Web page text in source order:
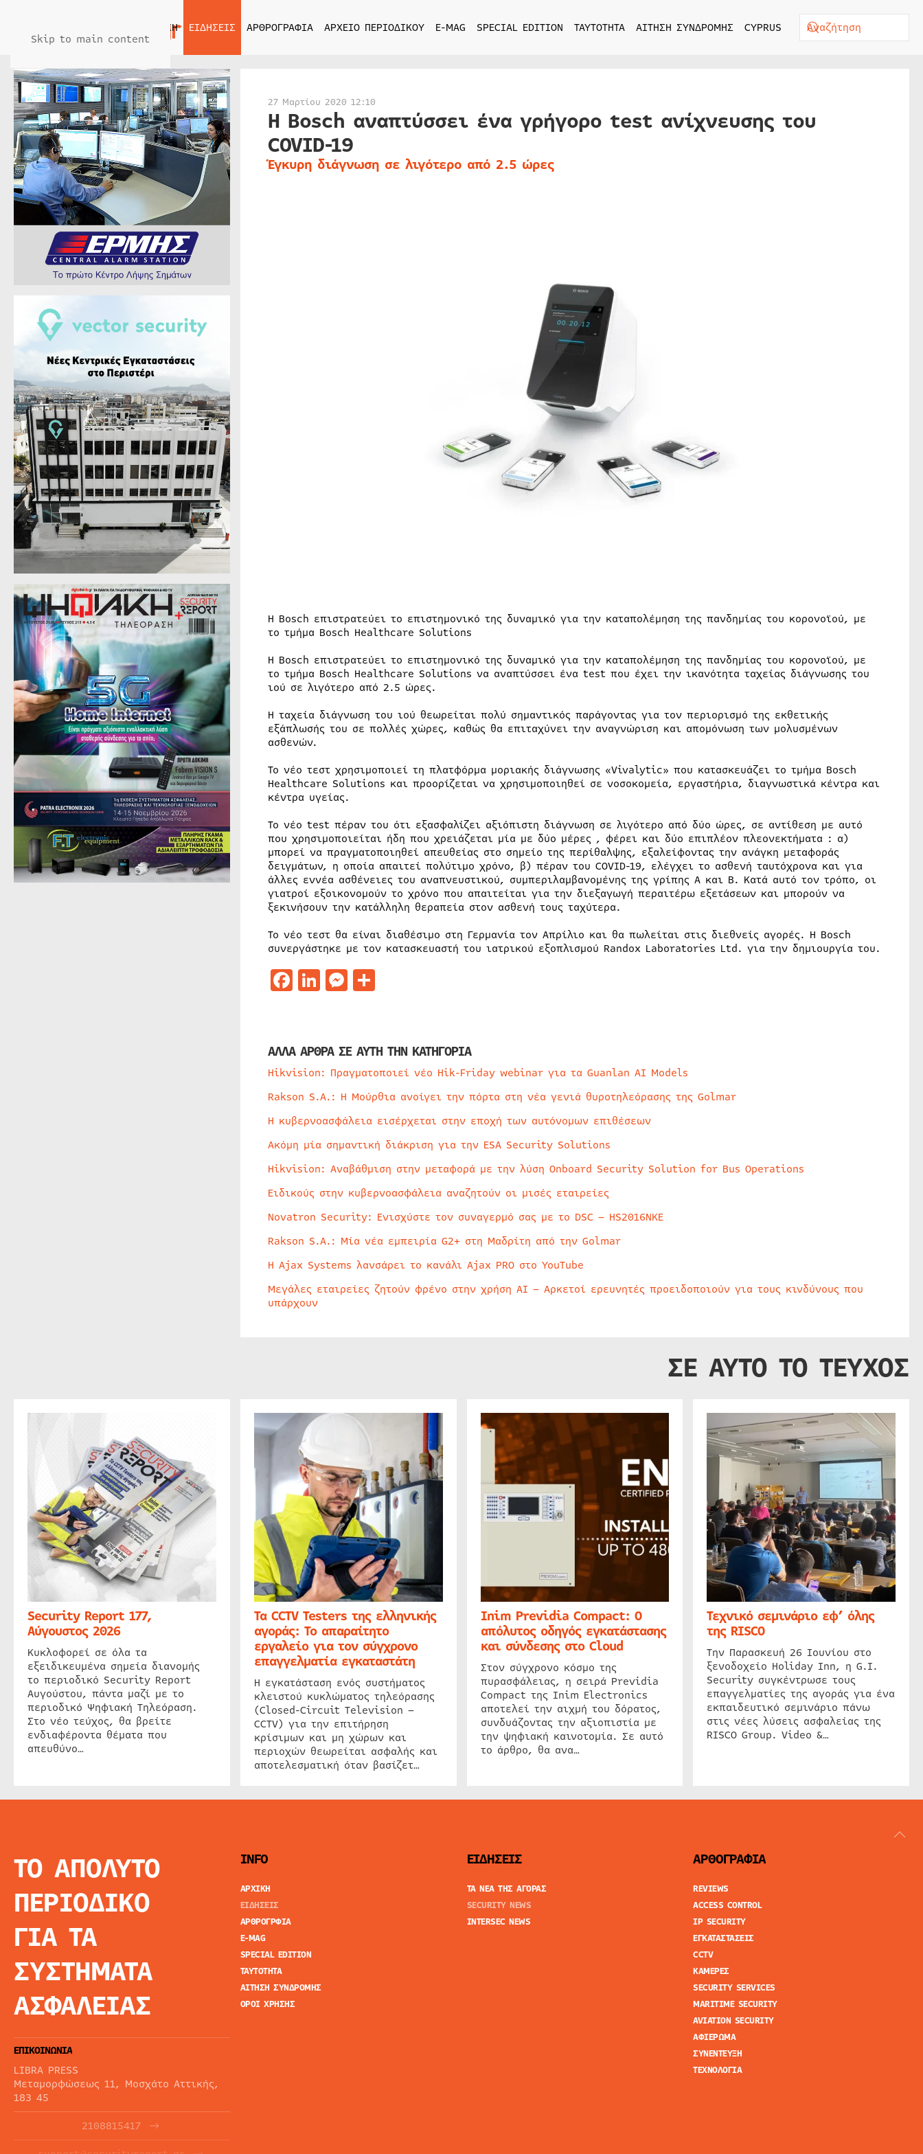
Skip to main content
ΑΡΧΙΚΗ ΕΙΔΗΣΕΙΣ ΑΡΘΡΟΓΡΑΦΙΑ ΑΡΧΕΙΟ ΠΕΡΙΟΔΙΚΟΥ E-MAG SPECIAL EDITION ΤΑΥΤΟΤΗΤΑ ΑΙΤΗΣΗ ΣΥΝΔΡΟΜΗΣ CYPRUS
27 Μαρτίου 2020 12:10
Η Bosch αναπτύσσει ένα γρήγορο test ανίχνευσης του
COVID-19
Έγκυρη διάγνωση σε λιγότερο από 2.5 ώρες
Η Bosch επιστρατεύει το επιστημονικό της δυναμικό για την καταπολέμηση της πανδημίας του κορονοϊού, με
το τμήμα Bosch Healthcare Solutions
Η Bosch επιστρατεύει το επιστημονικό της δυναμικό για την καταπολέμηση της πανδημίας του κορονοϊού, με
το τμήμα Bosch Healthcare Solutions να αναπτύσσει ένα test που έχει την ικανότητα ταχείας διάγνωσης του
ιού σε λιγότερο από 2.5 ώρες.
Η ταχεία διάγνωση του ιού θεωρείται πολύ σημαντικός παράγοντας για τον περιορισμό της εκθετικής
εξάπλωσής του σε πολλές χώρες, καθώς θα επιταχύνει την αναγνώριση και απομόνωση των μολυσμένων
ασθενών.
Το νέο τεστ χρησιμοποιεί τη πλατφόρμα μοριακής διάγνωσης «Vivalytic» που κατασκευάζει το τμήμα Bosch
Healthcare Solutions και προορίζεται να χρησιμοποιηθεί σε νοσοκομεία, εργαστήρια, διαγνωστικά κέντρα και
κέντρα υγείας.
Το νέο test πέραν του ότι εξασφαλίζει αξιόπιστη διάγνωση σε λιγότερο από δύο ώρες, σε αντίθεση με αυτό
που χρησιμοποιείται ήδη που χρειάζεται μία με δύο μέρες , φέρει και δύο επιπλέον πλεονεκτήματα : α)
μπορεί να πραγματοποιηθεί απευθείας στο σημείο της περίθαλψης, εξαλείφοντας την ανάγκη μεταφοράς
δειγμάτων, η οποία απαιτεί πολύτιμο χρόνο, β) πέραν του COVID-19, ελέγχει το ασθενή ταυτόχρονα και για
άλλες εννέα ασθένειες του αναπνευστικού, συμπεριλαμβανομένης της γρίπης Α και Β. Κατά αυτό τον τρόπο, οι
γιατροί εξοικονομούν το χρόνο που απαιτείται για την διεξαγωγή περαιτέρω εξετάσεων και μπορούν να
ξεκινήσουν την κατάλληλη θεραπεία στον ασθενή τους ταχύτερα.
Το νέο τεστ θα είναι διαθέσιμο στη Γερμανία τον Απρίλιο και θα πωλείται στις διεθνείς αγορές. Η Bosch
συνεργάστηκε με τον κατασκευαστή του ιατρικού εξοπλισμού Randox Laboratories Ltd. για την δημιουργία του.
Facebook
LinkedIn
Messenger
Μοιραστείτε
ΑΛΛΑ ΑΡΘΡΑ ΣΕ ΑΥΤΗ ΤΗΝ ΚΑΤΗΓΟΡΙΑ
Hikvision: Πραγματοποιεί νέο Hik-Friday webinar για τα Guanlan AI Models
Rakson S.A.: Η Μούρθια ανοίγει την πόρτα στη νέα γενιά θυροτηλεόρασης της Golmar
Η κυβερνοασφάλεια εισέρχεται στην εποχή των αυτόνομων επιθέσεων
Ακόμη μία σημαντική διάκριση για την ESA Security Solutions
Hikvision: Αναβάθμιση στην μεταφορά με την λύση Onboard Security Solution for Bus Operations
Ειδικούς στην κυβερνοασφάλεια αναζητούν οι μισές εταιρείες
Novatron Security: Ενισχύστε τον συναγερμό σας με το DSC – HS2016NKE
Rakson S.A.: Μία νέα εμπειρία G2+ στη Μαδρίτη από την Golmar
Η Ajax Systems λανσάρει το κανάλι Ajax PRO στο YouTube
Μεγάλες εταιρείες ζητούν φρένο στην χρήση AI – Αρκετοί ερευνητές προειδοποιούν για τους κινδύνους που
υπάρχουν
ΣΕ ΑΥΤΟ ΤΟ ΤΕΥΧΟΣ
Security Report 177,
Αύγουστος 2026
Κυκλοφορεί σε όλα τα
εξειδικευμένα σημεία διανομής
το περιοδικό Security Report
Αυγούστου, πάντα μαζί με το
περιοδικό Ψηφιακή Τηλεόραση.
Στο νέο τεύχος, θα βρείτε
ενδιαφέροντα θέματα που
απευθύνο…
Τα CCTV Testers της ελληνικής
αγοράς: Το απαραίτητο
εργαλείο για τον σύγχρονο
επαγγελματία εγκαταστάτη
Η εγκατάσταση ενός συστήματος
κλειστού κυκλώματος τηλεόρασης
(Closed-Circuit Television –
CCTV) για την επιτήρηση
κρίσιμων και μη χώρων και
περιοχών θεωρείται ασφαλής και
αποτελεσματική όταν βασίζετ…
Inim Previdia Compact: Ο
απόλυτος οδηγός εγκατάστασης
και σύνδεσης στο Cloud
Στον σύγχρονο κόσμο της
πυρασφάλειας, η σειρά Previdia
Compact της Inim Electronics
αποτελεί την αιχμή του δόρατος,
συνδυάζοντας την αξιοπιστία με
την ψηφιακή καινοτομία. Σε αυτό
το άρθρο, θα ανα…
Τεχνικό σεμινάριο εφ’ όλης
της RISCO
Την Παρασκευή 26 Ιουνίου στο
ξενοδοχείο Holiday Inn, η G.I.
Security συγκέντρωσε τους
επαγγελματίες της αγοράς για ένα
εκπαιδευτικό σεμινάριο πάνω
στις νέες λύσεις ασφαλείας της
RISCO Group. Video &…
ΤΟ ΑΠΟΛΥΤΟ
ΠΕΡΙΟΔΙΚΟ
ΓΙΑ ΤΑ
ΣΥΣΤΗΜΑΤΑ
ΑΣΦΑΛΕΙΑΣ
ΕΠΙΚΟΙΝΩΝΙΑ
LIBRA PRESS
Μεταμορφώσεως 11, Μοσχάτο Αττικής,
183 45
2108815417
INFO
ΑΡΧΙΚΗ
ΕΙΔΗΣΕΙΣ
ΑΡΘΡΟΓΡΦΙΑ
E-MAG
SPECIAL EDITION
ΤΑΥΤΟΤΗΤΑ
ΑΙΤΗΣΗ ΣΥΝΔΡΟΜΗΣ
ΟΡΟΙ ΧΡΗΣΗΣ
ΕΙΔΗΣΕΙΣ
ΤΑ ΝΕΑ ΤΗΣ ΑΓΟΡΑΣ
SECURITY NEWS
INTERSEC NEWS
ΑΡΘΟΓΡΑΦΙΑ
REVIEWS
ACCESS CONTROL
IP SECURITY
ΕΓΚΑΤΑΣΤΑΣΕΙΣ
CCTV
ΚΑΜΕΡΕΣ
SECURITY SERVICES
MARITIME SECURITY
AVIATION SECURITY
ΑΦΙΕΡΩΜΑ
ΣΥΝΕΝΤΕΥΞΗ
ΤΕΧΝΟΛΟΓΙΑ